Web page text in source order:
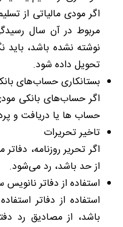
اگر مودی مالیاتی از
مربوط در آن سال
نوشته نشده باشد، باید
تحویل داده شود.
بستانکاری حساب‌های
اگر حساب‌های بانکی
حساب ها یا دریافت و
تاخیر تحریرات
اگر تحریر روزنامه،
از حد باشد، رد می‌شود.
استفاده از دفاتر
استفاده از دفاتر
باشد، از مصادیق رد